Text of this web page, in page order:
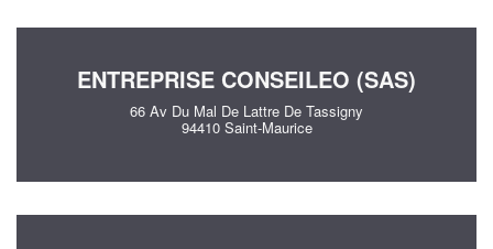
ENTREPRISE CONSEILEO (SAS)
66 Av Du Mal De Lattre De Tassigny
94410 Saint-Maurice